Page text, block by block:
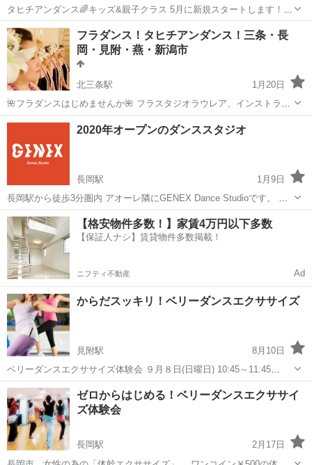
タヒチアンダンス🌈キッズ&親子クラス 5月に新規スタートします！！
未就学児～小学生、親子対象 可愛いキッズ集まれ～♥️ 元気に楽しくお
どってくれるお仲間を募集しています。 ママさんの運動不足解消&ダ
イエットにもgood...
新潟 三条市 東三条駅 タヒチアンダンス 親子
フラダンス！タヒチアンダンス！三条・長
岡・見附・燕・新潟市
北三条駅
1月20日
🌺フラダンスはじめませんか🌺 フラスタジオラウレア、インストラク
ターのyukaです！ コロナ渦のなか、ストレスや運動不足の解消にフラ
ダンス、タヒチアンダンスをはじめませんか？ フラダンスは、ゆった
りとし...
新潟 三条市 北三条駅 フラダンス 秋葉区
2020年オープンのダンススタジオ
長岡駅
1月9日
長岡駅から徒歩3分圏内 アオーレ隣にGENEX Dance Studioです。 幼
児〜社会人まで幅広いクラスが充実。 県内外で活躍中のインストラク
ターが丁寧に指導。 月謝は月4回チケット（6,800円）から。 チケット
が...
新潟 長岡市 長岡駅 ヒップホップ スタジオ
【格安物件多数！】家賃4万円以下多数
【保証人ナシ】賃貸物件多数掲載！
ニフティ不動産 Ad
からだスッキリ！ベリーダンスエクササイズ
見附駅
8月10日
ベリーダンスエクササイズ体験会 ９月８日(日曜日) 10:45～11:45
￥500 会場:見附市ふぁみりあ 女性のための「体幹エクササイズ」 ベ
リーダンスの美しい動きで「お腹、お尻、脚」を引き締めましょ
う！...
新潟 見附市 見附駅 ベリーダンス
ゼロからはじめる！ベリーダンスエクササイ
ズ体験会
長岡駅
2月17日